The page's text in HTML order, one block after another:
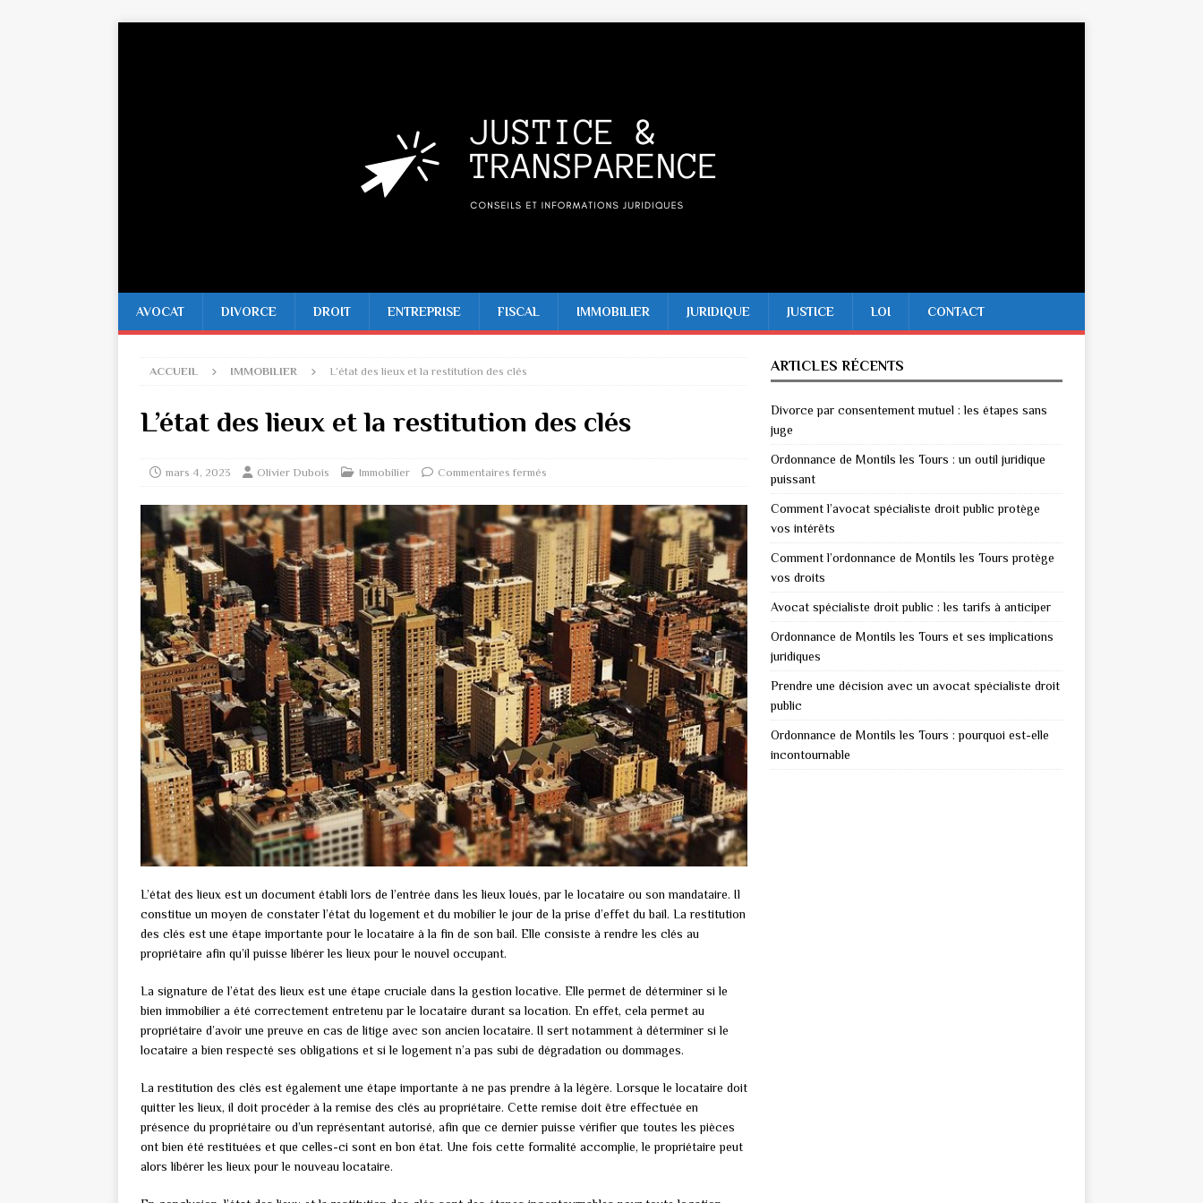
AVOCAT DIVORCE DROIT ENTREPRISE FISCAL IMMOBILIER JURIDIQUE JUSTICE LOI CONTACT
ACCUEIL IMMOBILIER L’état des lieux et la restitution des clés
L’état des lieux et la restitution des clés
mars 4, 2023 Olivier Dubois Immobilier Commentaires fermés
L’état des lieux est un document établi lors de l’entrée dans les lieux loués, par le locataire ou son mandataire. Il
constitue un moyen de constater l’état du logement et du mobilier le jour de la prise d’effet du bail. La restitution
des clés est une étape importante pour le locataire à la fin de son bail. Elle consiste à rendre les clés au
propriétaire afin qu’il puisse libérer les lieux pour le nouvel occupant.
La signature de l’état des lieux est une étape cruciale dans la gestion locative. Elle permet de déterminer si le
bien immobilier a été correctement entretenu par le locataire durant sa location. En effet, cela permet au
propriétaire d’avoir une preuve en cas de litige avec son ancien locataire. Il sert notamment à déterminer si le
locataire a bien respecté ses obligations et si le logement n’a pas subi de dégradation ou dommages.
La restitution des clés est également une étape importante à ne pas prendre à la légère. Lorsque le locataire doit
quitter les lieux, il doit procéder à la remise des clés au propriétaire. Cette remise doit être effectuée en
présence du propriétaire ou d’un représentant autorisé, afin que ce dernier puisse vérifier que toutes les pièces
ont bien été restituées et que celles-ci sont en bon état. Une fois cette formalité accomplie, le propriétaire peut
alors libérer les lieux pour le nouveau locataire.
ARTICLES RÉCENTS
Divorce par consentement mutuel : les étapes sans
juge
Ordonnance de Montils les Tours : un outil juridique
puissant
Comment l’avocat spécialiste droit public protège
vos intérêts
Comment l’ordonnance de Montils les Tours protège
vos droits
Avocat spécialiste droit public : les tarifs à anticiper
Ordonnance de Montils les Tours et ses implications
juridiques
Prendre une décision avec un avocat spécialiste droit
public
Ordonnance de Montils les Tours : pourquoi est-elle
incontournable